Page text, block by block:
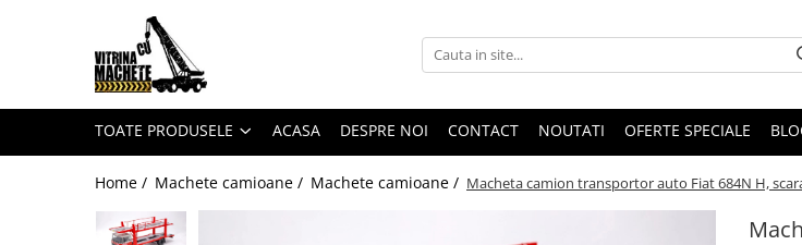
Toate Produsele
terasamente
TOATE PRODUSELE ACASA DESPRE NOI CONTACT NOUTATI OFERTE SPECIALE
Home / Machete camioane / Machete camioane / Macheta camion transportor auto Fiat 684N H,